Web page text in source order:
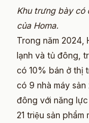
Khu trưng bày có
của Homa.
Trong năm 2024,
lạnh và tủ đông,
có 10% bán ở thị
có 9 nhà máy
đông với năng
21 triệu sản phẩm